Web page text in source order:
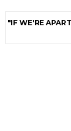
"IF WE'RE